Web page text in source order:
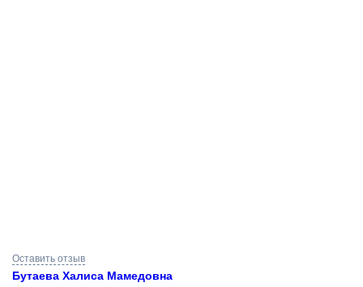
поиска
Оставить отзыв
Бутаева Халиса Мамедовна